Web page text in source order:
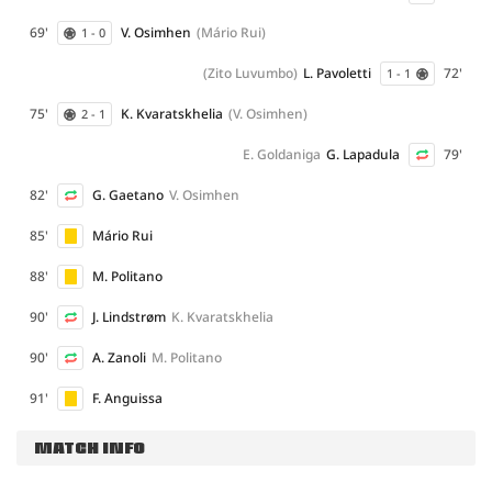
69' 1 - 0 V. Osimhen (Mário Rui)
72'
1 - 1
L. Pavoletti
(Zito Luvumbo)
75' 2 - 1 K. Kvaratskhelia (V. Osimhen)
79'
G. Lapadula
E. Goldaniga
82' G. Gaetano V. Osimhen
85' Mário Rui
88' M. Politano
90' J. Lindstrøm K. Kvaratskhelia
90' A. Zanoli M. Politano
91' F. Anguissa
MATCH INFO